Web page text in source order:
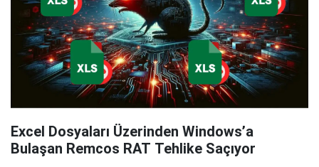
Excel Dosyaları Üzerinden Windows’a
Bulaşan Remcos RAT Tehlike Saçıyor